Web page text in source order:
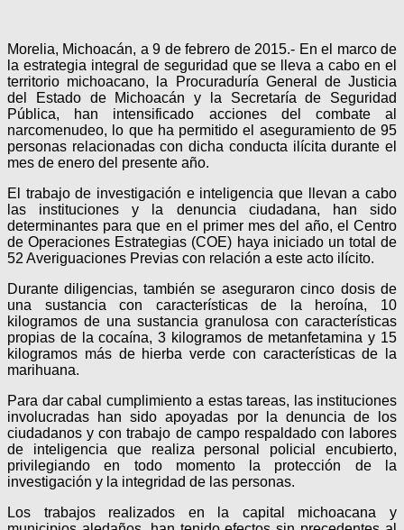
Morelia, Michoacán, a 9 de febrero de 2015.- En el marco de
la estrategia integral de seguridad que se lleva a cabo en el
territorio michoacano, la Procuraduría General de Justicia
del Estado de Michoacán y la Secretaría de Seguridad
Pública, han intensificado acciones del combate al
narcomenudeo, lo que ha permitido el aseguramiento de 95
personas relacionadas con dicha conducta ilícita durante el
mes de enero del presente año.
El trabajo de investigación e inteligencia que llevan a cabo
las instituciones y la denuncia ciudadana, han sido
determinantes para que en el primer mes del año, el Centro
de Operaciones Estrategias (COE) haya iniciado un total de
52 Averiguaciones Previas con relación a este acto ilícito.
Durante diligencias, también se aseguraron cinco dosis de
una sustancia con características de la heroína, 10
kilogramos de una sustancia granulosa con características
propias de la cocaína, 3 kilogramos de metanfetamina y 15
kilogramos más de hierba verde con características de la
marihuana.
Para dar cabal cumplimiento a estas tareas, las instituciones
involucradas han sido apoyadas por la denuncia de los
ciudadanos y con trabajo de campo respaldado con labores
de inteligencia que realiza personal policial encubierto,
privilegiando en todo momento la protección de la
investigación y la integridad de las personas.
Los trabajos realizados en la capital michoacana y